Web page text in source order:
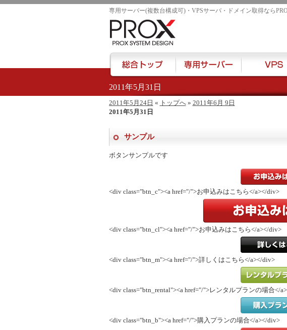
2011年5月31日
専用サーバー(複数台構成可)・VPSサーバ・ドメイン取得なら
2011年5月24日 « トップへ» 2011年6月 9日
2011年5月31日
サンプル
ボタンサンプルです
お申込み
<div class="btn_c"><a href="/">お申込みはこちら</a></div>
お申込み
<div class="btn_cl"><a href="/">お申込みはこちら</a></div>
詳しくは
<div class="btn_m"><a href="/">詳しくはこちら</a></div>
レンタルプ
<div class="btn_rental"><a href="/">レンタルプランの場合</
購入プラ
<div class="btn_b"><a href="/">購入プランの場合</a></div>
href="/">